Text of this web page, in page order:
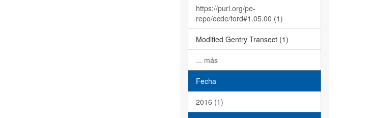
https://purl.org/pe-
repo/ocde/ford#1.05.00 (1)
Modified Gentry Transect (1)
... más
Fecha
2016 (1)